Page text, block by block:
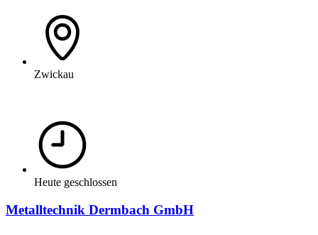
Zwickau
Heute geschlossen
Metalltechnik Dermbach GmbH